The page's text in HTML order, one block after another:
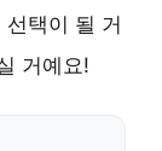
선택이 될 거
거예요!